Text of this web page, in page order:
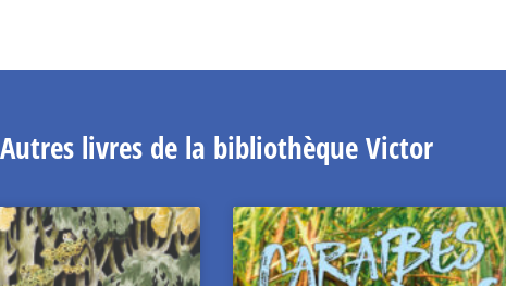
Autres livres de la bibliothèque Victor